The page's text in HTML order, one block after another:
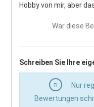
Hobby von mir, aber
War diese
Schreiben Sie Ihre
Nur
Bewertungen